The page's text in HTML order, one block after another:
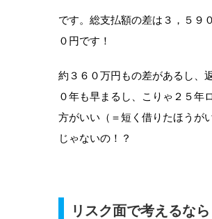
です。総支払額の差は３，５９
０円です！
約３６０万円もの差があるし、
０年も早まるし、こりゃ２５年
方がいい（＝短く借りたほうが
じゃないの！？
リスク面で考えるなら